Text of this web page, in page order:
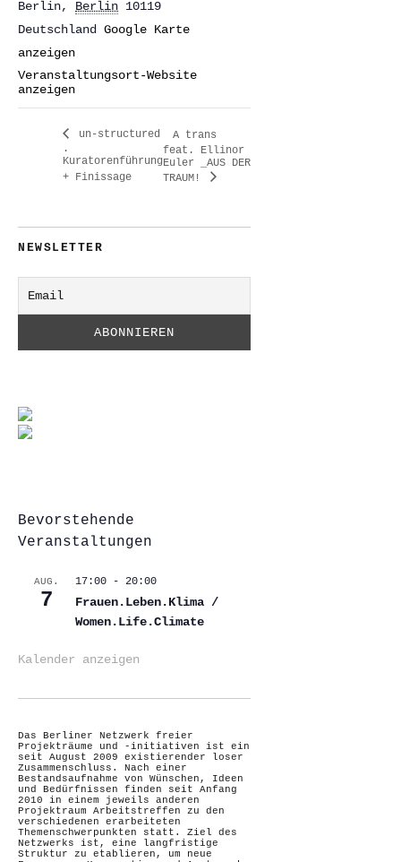
Berlin, Berlin 10119
Deutschland
Google Karte
anzeigen
Veranstaltungsort-Website
anzeigen
un-structured
.
Kuratorenführung
+ Finissage
A trans
feat. Ellinor
Euler _AUS DER
TRAUM!
NEWSLETTER
Bevorstehende
Veranstaltungen
AUG.
7
17:00 - 20:00
Frauen.Leben.Klima /
Women.Life.Climate
Kalender anzeigen
Das Berliner Netzwerk freier
Projekträume und -initiativen ist ein
seit August 2009 existierender loser
Zusammenschluss. Nach einer
Bestandsaufnahme von Wünschen, Ideen
und Bedürfnissen finden seit Anfang
2010 in einem jeweils anderen
Projektraum Arbeitstreffen zu den
verschiedenen erarbeiteten
Themenschwerpunkten statt. Ziel des
Netzwerks ist, eine langfristige
Struktur zu etablieren, um neue